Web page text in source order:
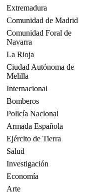
Extremadura
Comunidad de Madrid
Comunidad Foral de
Navarra
La Rioja
Ciudad Autónoma de
Melilla
Internacional
Bomberos
Policía Nacional
Armada Española
Ejército de Tierra
Salud
Investigación
Economía
Arte